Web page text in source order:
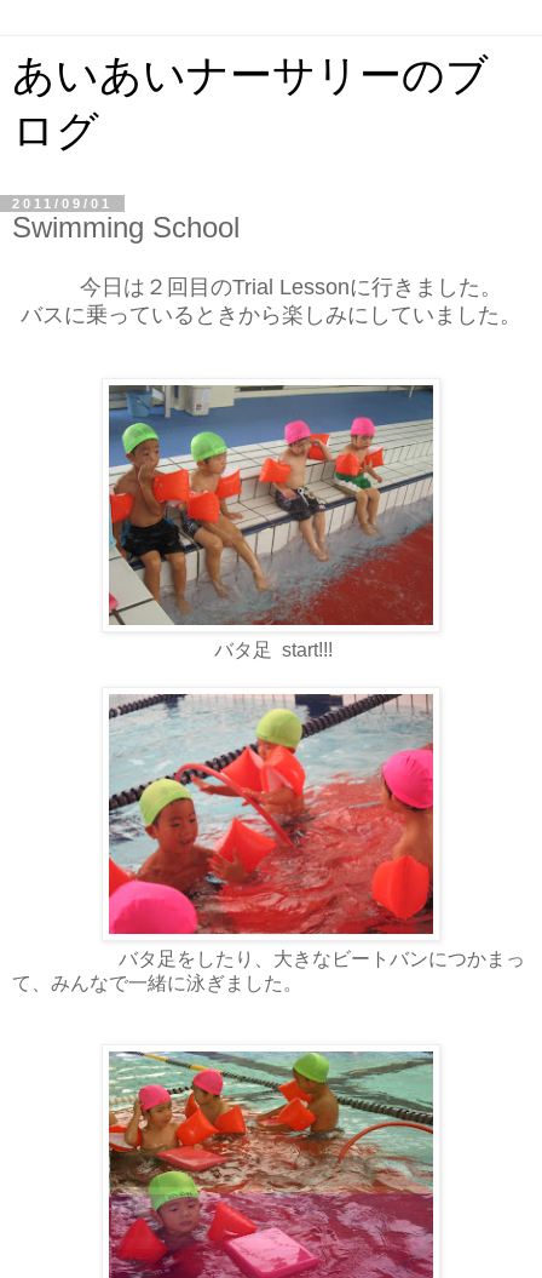
あいあいナーサリーのブ
ログ
2011/09/01
Swimming School
今日は２回目のTrial Lessonに行きました。
バスに乗っているときから楽しみにしていました。
バタ足 start!!!
バタ足をしたり、大きなビートバンにつかまっ
て、みんなで一緒に泳ぎました。